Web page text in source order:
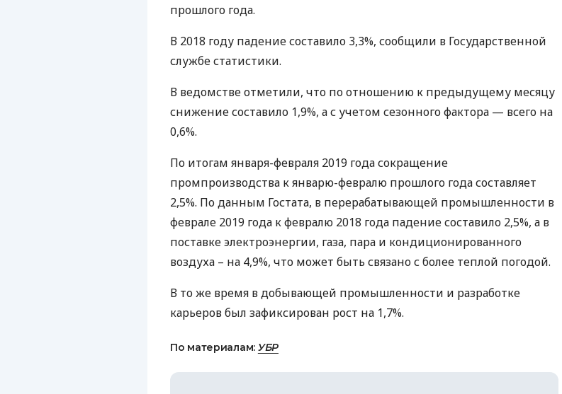
прошлого года.
В 2018 году падение составило 3,3%, сообщили в Государственной
службе статистики.
В ведомстве отметили, что по отношению к предыдущему месяцу
снижение составило 1,9%, а с учетом сезонного фактора — всего на
0,6%.
По итогам января-февраля 2019 года сокращение
промпроизводства к январю-февралю прошлого года составляет
2,5%. По данным Гостата, в перерабатывающей промышленности в
феврале 2019 года к февралю 2018 года падение составило 2,5%, а в
поставке электроэнергии, газа, пара и кондиционированного
воздуха – на 4,9%, что может быть связано с более теплой погодой.
В то же время в добывающей промышленности и разработке
карьеров был зафиксирован рост на 1,7%.
По материалам: УБР